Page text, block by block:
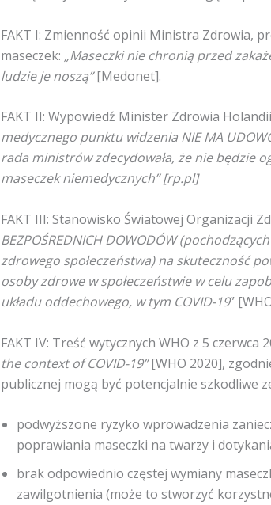
FAKT I: Zmienność opinii Ministra Zdrowia,
maseczek: „Maseczki nie chronią przed
ludzie je noszą”[Medonet].
FAKT II: Wypowiedź Minister Zdrowia
medycznego punktu widzenia NIE MA
rada ministrów zdecydowała, że nie będzie
maseczek niemedycznych” [rp.pl]
FAKT III: Stanowisko Światowej Organizacji
BEZPOŚREDNICH DOWODÓW
zdrowego społeczeństwa) na skuteczność
osoby zdrowe w społeczeństwie w celu
układu oddechowego, w tym COVID-19”
FAKT IV: Treść wytycznych WHO z 5 czerwca
the context of COVID-19”[WHO 2020],
publicznej mogą być potencjalnie szkodliwe
podwyższone ryzyko wprowadzenia
poprawiania maseczki na twarzy i
brak odpowiednio częstej wymiany
zawilgotnienia (może to stworzyć